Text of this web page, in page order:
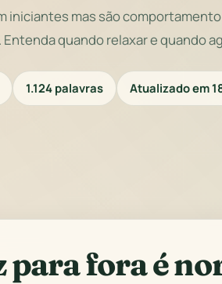
iniciantes mas são
quando relaxar e quando
1.124 palavras Atualizado em
para fora é